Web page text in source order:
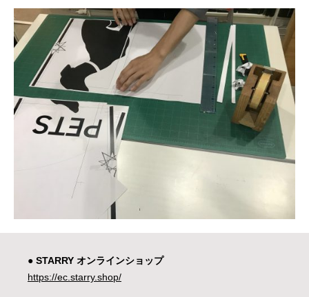
● STARRY オンラインショップ
https://ec.starry.shop/